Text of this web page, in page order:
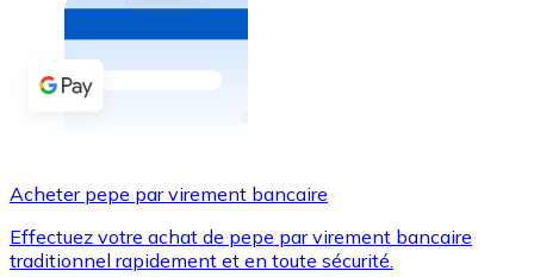
Acheter avec espèces
Virement SEPA
Utilisez les cartes Visa et Mastercard pour acheter
Acheter pepe par virement bancaire
Effectuez votre achat de pepe par virement bancaire
traditionnel rapidement et en toute sécurité.